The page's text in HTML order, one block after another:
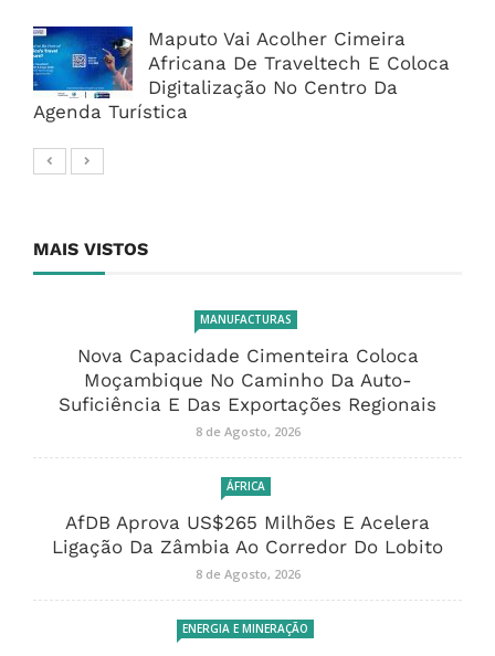
Maputo Vai Acolher Cimeira
Africana De Traveltech E Coloca
Digitalização No Centro Da
Agenda Turística
MAIS VISTOS
MANUFACTURAS
Nova Capacidade Cimenteira Coloca
Moçambique No Caminho Da Auto-
Suficiência E Das Exportações Regionais
8 de Agosto, 2026
ÁFRICA
AfDB Aprova US$265 Milhões E Acelera
Ligação Da Zâmbia Ao Corredor Do Lobito
8 de Agosto, 2026
ENERGIA E MINERAÇÃO